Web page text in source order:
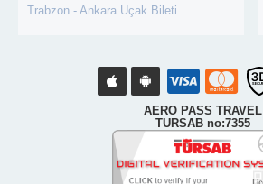
Trabzon - Ankara Uçak Bileti
AERO PASS TRAVEL
TURSAB no:7355